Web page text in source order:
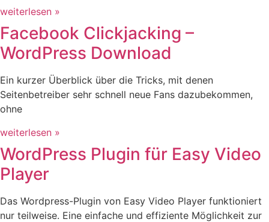
weiterlesen »
Facebook Clickjacking –
WordPress Download
Ein kurzer Überblick über die Tricks, mit denen
Seitenbetreiber sehr schnell neue Fans dazubekommen,
ohne
weiterlesen »
WordPress Plugin für Easy Video
Player
Das Wordpress-Plugin von Easy Video Player funktioniert
nur teilweise. Eine einfache und effiziente Möglichkeit zur